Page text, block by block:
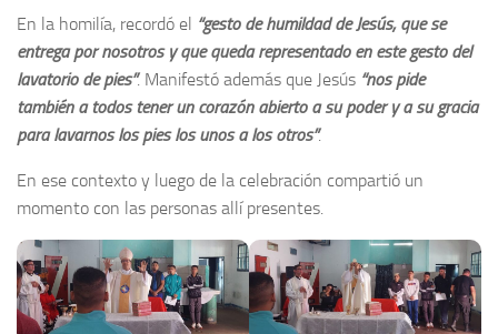
En la homilía, recordó el “gesto de humildad de Jesús, que se
entrega por nosotros y que queda representado en este gesto del
lavatorio de pies”. Manifestó además que Jesús “nos pide
también a todos tener un corazón abierto a su poder y a su gracia
para lavarnos los pies los unos a los otros”.
En ese contexto y luego de la celebración compartió un
momento con las personas allí presentes.